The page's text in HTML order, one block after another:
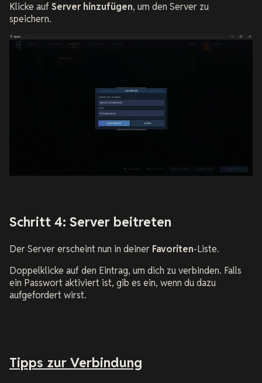
Klicke aufServer hinzufügen, um den Server zu
speichern.
Schritt 4: Server beitreten
Der Server erscheint nun in deiner Favoriten-Liste.
Doppelklicke auf den Eintrag, um dich zu verbinden. Falls
ein Passwort aktiviert ist, gib es ein, wenn du dazu
aufgefordert wirst.
Tipps zur Verbindung